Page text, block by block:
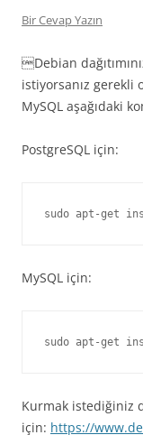
Bir Cevap Yazın
Debian
istiyorsanız gerekli
MySQL aşağıdaki
PostgreSQL için:
sudo apt-get
MySQL için:
Kurmak istediğiniz
için: https://